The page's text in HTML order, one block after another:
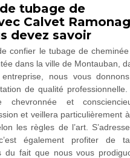
tubage de
Calvet
devez savoir
confier le tubage de
dans la ville de Montauban,
nous vous
de qualité professionnelle.
et
et veillera particulièrement
les règles de l’art.
également profiter de
du fait que nous vous